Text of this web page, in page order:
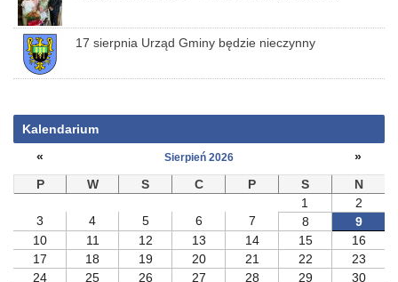
17 sierpnia Urząd Gminy będzie nieczynny
Kalendarium
«
Sierpień 2026
»
P
W S C P S
N
1
2
3
4 5 6 7 8
9
10
11 12 13 14 15
16
17
18 19 20 21 22
23
24
25 26 27 28 29
30